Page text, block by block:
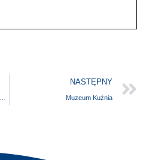
NASTĘPNY
Muzeum Kuźnia